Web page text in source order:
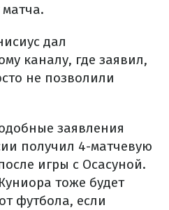
матча.
дал
каналу, где заявил,
не позволили
заявления
получил 4-матчевую
игры с Осасуной.
тоже будет
футбола, если